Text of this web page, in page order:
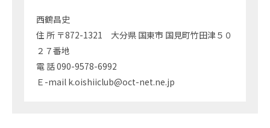
西鶴昌史
住 所 〒872-1321 大分県 国東市 国見町竹田津５０
２７番地
電 話 090-9578-6992
Ｅ-mail k.oishiiclub@oct-net.ne.jp